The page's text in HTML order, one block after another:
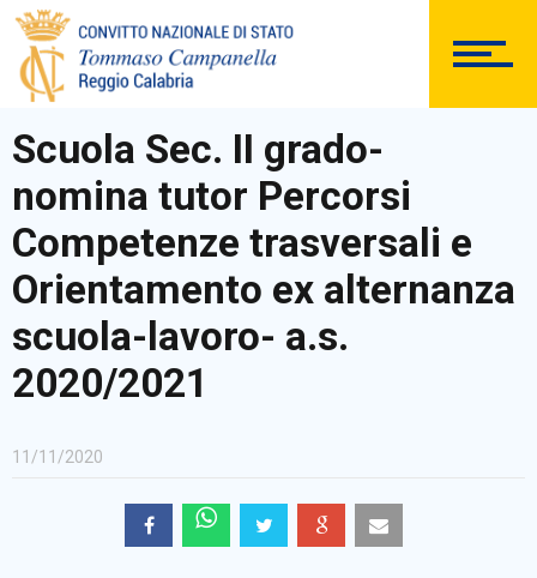
DOCUMENTAZIONE
PERSONALE
Comunicazioni Esterne
Scuola Sec. II grado-
nomina tutor Percorsi
Competenze trasversali e
Orientamento ex alternanza
scuola-lavoro- a.s.
2020/2021
11/11/2020